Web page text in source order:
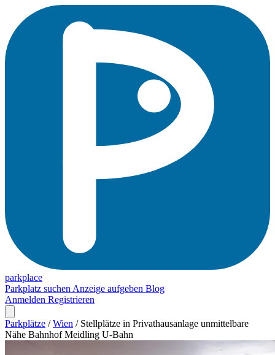
parkplace
Parkplatz suchen Anzeige aufgeben Blog
Anmelden Registrieren
Parkplätze / Wien / Stellplätze in Privathausanlage unmittelbare
Nähe Bahnhof Meidling U-Bahn